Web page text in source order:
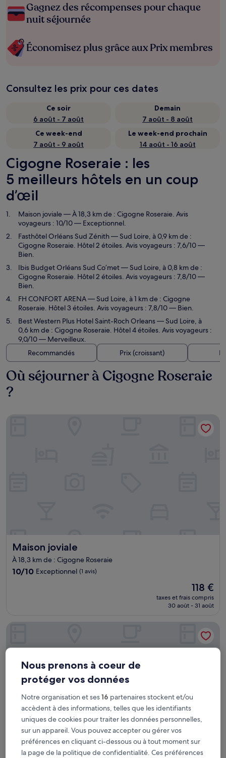
Gagnez des récompenses pour chaque
nuit séjournée
Économisez plus grâce aux Prix membres
Consultez les prix pour ces dates
Ce soir
6 août - 7 août
Demain
7 août - 8 août
Ce week-end
7 août - 9 août
Le week-end prochain
14 août - 16 août
Cigogne Roseraie : les
5 meilleurs hôtels en un coup
d’œil
Maison joviale— À 18,3 km de : Cigogne Roseraie. Avis
voyageurs : 10/10 — Exceptionnel.
Fasthôtel Orléans Sud Zénith— Sud Loire, à 0,9 km de :
Cigogne Roseraie. Hôtel 2 étoiles. Avis voyageurs : 7,6/10 —
Bien.
Ibis Budget Orléans Sud Co’met— Sud Loire, à 0,8 km de :
Cigogne Roseraie. Hôtel 2 étoiles. Avis voyageurs : 7,8/10 —
Bien.
FH CONFORT ARENA— Sud Loire, à 1 km de : Cigogne
Roseraie. Hôtel 3 étoiles. Avis voyageurs : 7,8/10 — Bien.
Best Western Plus Hotel Saint-Roch Orleans— Sud Loire, à
0,6 km de : Cigogne Roseraie. Hôtel 4 étoiles. Avis voyageurs :
9,0/10 — Merveilleux.
Recommandés
Prix (croissant)
Où séjourner à Cigogne Roseraie
?
Maison joviale
Maison joviale
À 18,3 km de : Cigogne Roseraie
10.0
10/10 Exceptionnel (1 avis)
Le
nouveau
prix
118 €
118 €
taxes et frais compris
30 août - 31 août
Fasthôtel Orléans Sud Zénith
Fasthôtel Orléans Sud Zénith
Fasthôtel Orléans Sud Zénith
Nous prenons à coeur de
protéger vos données
Notre organisation et ses16 partenaires stockent et/ou
accèdent à des informations, telles que les identifiants
uniques de cookies pour traiter les données personnelles,
sur un appareil. Vous pouvez accepter ou gérer vos
préférences en cliquant ci-dessous ou à tout moment sur
la page de la politique de confidentialité. Ces préférences